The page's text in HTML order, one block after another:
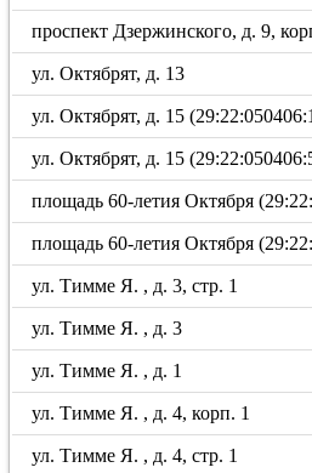
проспект Дзержинского, д. 9,
ул. Октябрят, д. 13
ул. Октябрят, д. 15
ул. Октябрят, д. 15
площадь 60-летия Октября
площадь 60-летия Октября
ул. Тимме Я. , д. 3, стр. 1
ул. Тимме Я. , д. 3
ул. Тимме Я. , д. 1
ул. Тимме Я. , д. 4, корп. 1
ул. Тимме Я. , д. 4, стр. 1